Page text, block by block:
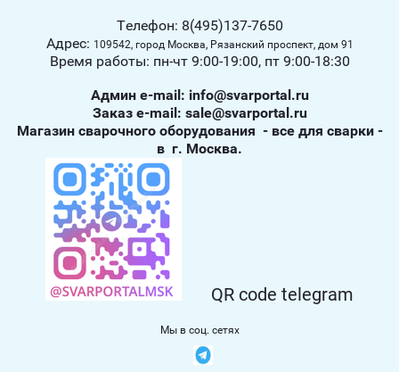
Телефон: 8(495)137-7650
Адрес: 109542, город Москва, Рязанский проспект, дом 91
Время работы: пн-чт 9:00-19:00, пт 9:00-18:30
Админ е-mail: info@svarportal.ru
Заказ е-mail: sale@svarportal.ru
Магазин сварочного оборудования - все для сварки -
в г. Москва.
QR code telegram
Мы в соц. сетях